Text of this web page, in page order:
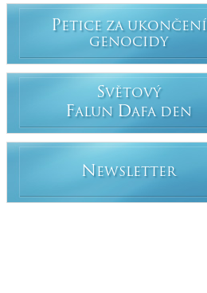
PETICE ZA UKONČENÍ
GENOCIDY
SVĚTOVÝ
FALUN DAFA DEN
N EWSLETTER